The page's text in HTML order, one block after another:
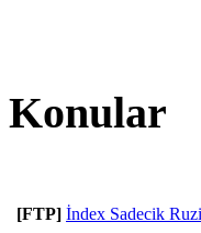
Konular
[FTP] İndex Sadecik